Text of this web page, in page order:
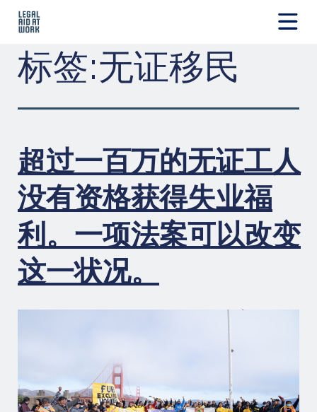
Aid
at
Work
标签:无证移民
超过一百万的无证工人
没有资格获得失业福
利。一项法案可以改变
这一状况。